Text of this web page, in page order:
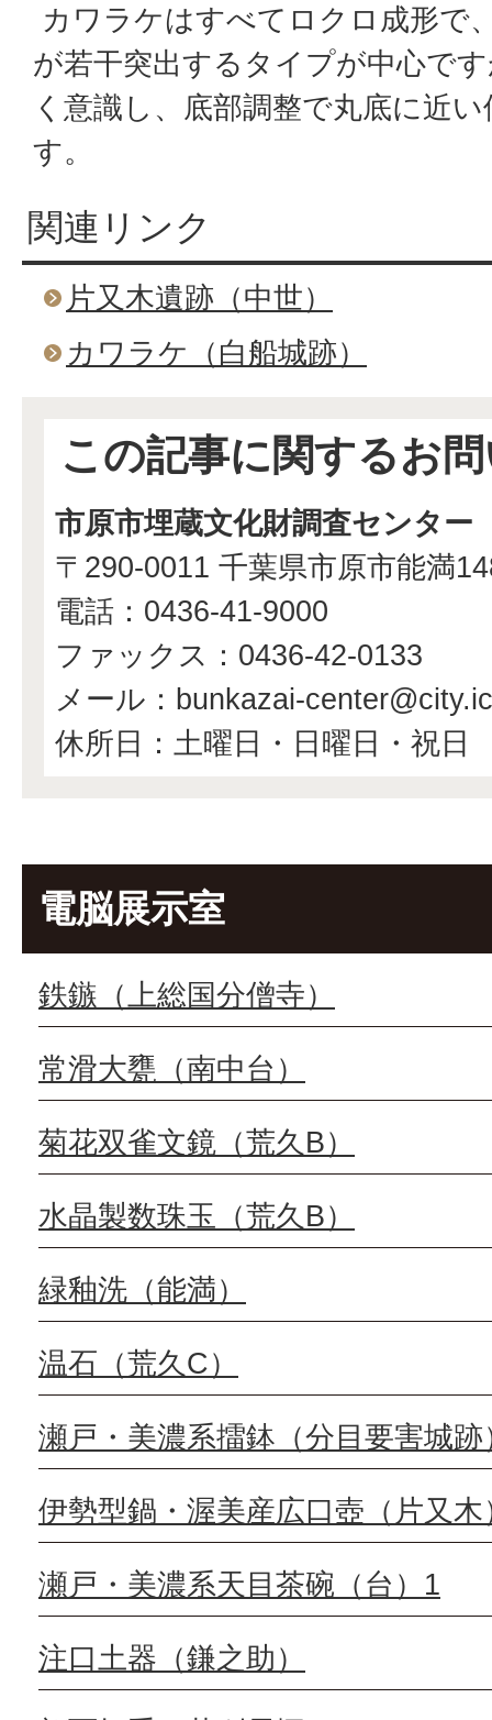
カワラケはすべてロクロ成形で
が若干突出するタイプが中心で
く意識し、底部調整で丸底に近
す。
関連リンク
片又木遺跡（中世）
カワラケ（白船城跡）
この記事に関するお
市原市埋蔵文化財調査センター
〒290-0011 千葉県市原市能満
電話：0436-41-9000
ファックス：0436-42-0133
メール：bunkazai-
休所日：土曜日・日曜日・祝日
電脳展示室
鉄鏃（上総国分僧寺）
常滑大甕（南中台）
菊花双雀文鏡（荒久B）
水晶製数珠玉（荒久B）
緑釉洗（能満）
温石（荒久C）
瀬戸・美濃系擂鉢（分目要害城跡
伊勢型鍋・渥美産広口壺（片又木
瀬戸・美濃系天目茶碗（台）1
注口土器（鎌之助）